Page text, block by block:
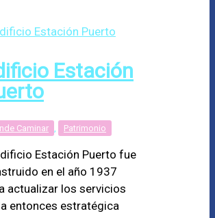
Estación
Caminar Patrimonio
Estación Puerto fue
en el año 1937
actualizar los servicios
entonces estratégica